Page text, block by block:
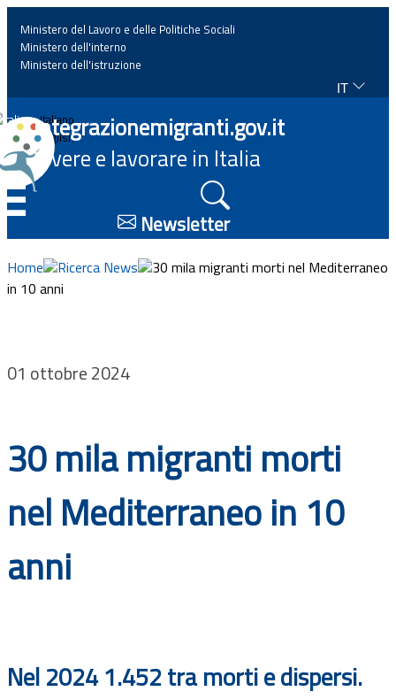
Home
News
Approfondimenti
Eventi
Progetti
Bandi
Guide
Ministero del Lavoro e delle Politiche Sociali
Ministero dell'interno
Ministero dell'istruzione
IT
Italiano
English
Integrazionemigranti.gov.it
Vivere e lavorare in Italia
Newsletter
Home Ricerca News
30 mila migranti morti nel Mediterraneo
in 10 anni
01 ottobre 2024
30 mila migranti morti
nel Mediterraneo in 10
anni
Nel 2024 1.452 tra morti e dispersi.